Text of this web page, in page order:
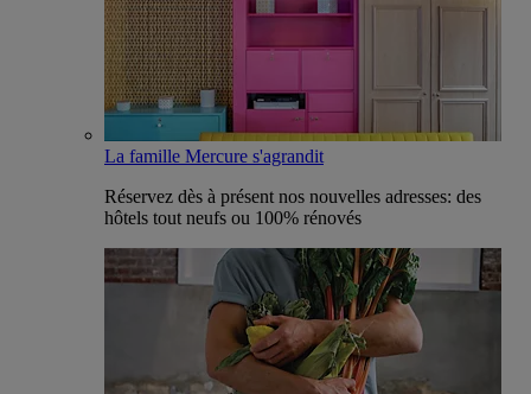
La famille Mercure s'agrandit
Réservez dès à présent nos nouvelles adresses: des
hôtels tout neufs ou 100% rénovés